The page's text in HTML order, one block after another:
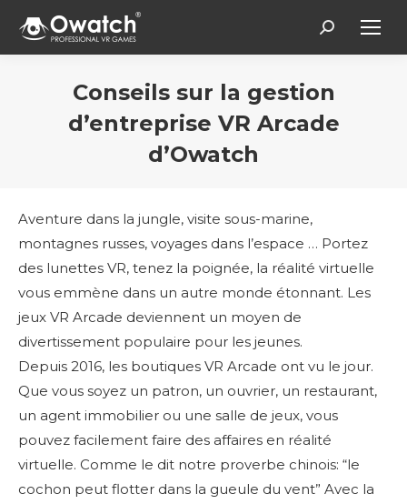
Search:
Conseils sur la gestion
d’entreprise VR Arcade
d’Owatch
Aventure dans la jungle, visite sous-marine,
montagnes russes, voyages dans l’espace … Portez
des lunettes VR, tenez la poignée, la réalité virtuelle
vous emmène dans un autre monde étonnant. Les
jeux VR Arcade deviennent un moyen de
divertissement populaire pour les jeunes.
Depuis 2016, les boutiques VR Arcade ont vu le jour.
Que vous soyez un patron, un ouvrier, un restaurant,
un agent immobilier ou une salle de jeux, vous
pouvez facilement faire des affaires en réalité
virtuelle. Comme le dit notre proverbe chinois: “le
cochon peut flotter dans la gueule du vent” Avec la